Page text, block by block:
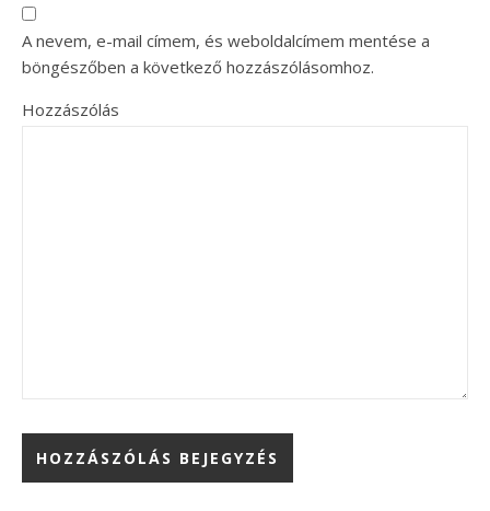
A nevem, e-mail címem, és weboldalcímem mentése a
böngészőben a következő hozzászólásomhoz.
Hozzászólás